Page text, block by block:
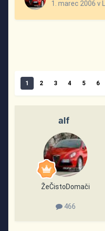
1. marec 2006 v
1 2 3 4 5 6
alf
ŽeČistoDomači
466